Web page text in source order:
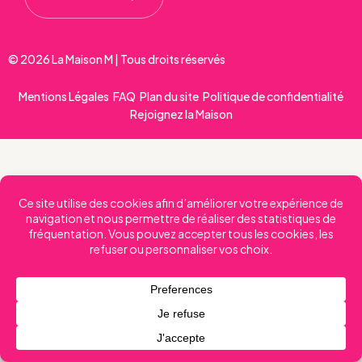
© 2026 La Maison M | Tous droits réservés
Mentions Légales FAQ Plan du site Politique de confidentialité
Rejoignez la Maison